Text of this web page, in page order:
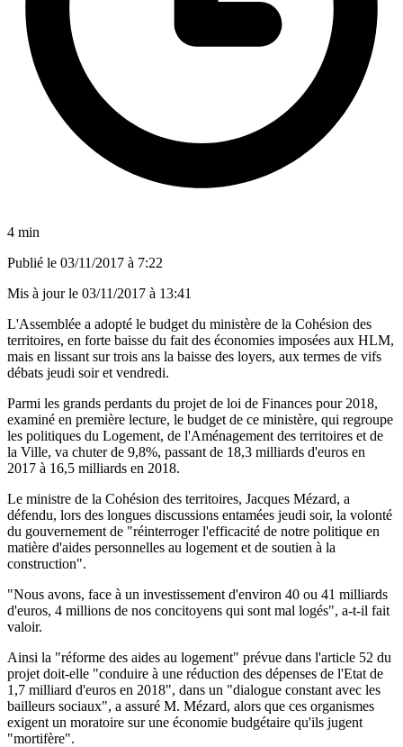
4 min
Publié le 03/11/2017 à 7:22
Mis à jour le 03/11/2017 à 13:41
L'Assemblée a adopté le budget du ministère de la Cohésion des
territoires, en forte baisse du fait des économies imposées aux HLM,
mais en lissant sur trois ans la baisse des loyers, aux termes de vifs
débats jeudi soir et vendredi.
Parmi les grands perdants du projet de loi de Finances pour 2018,
examiné en première lecture, le budget de ce ministère, qui regroupe
les politiques du Logement, de l'Aménagement des territoires et de
la Ville, va chuter de 9,8%, passant de 18,3 milliards d'euros en
2017 à 16,5 milliards en 2018.
Le ministre de la Cohésion des territoires, Jacques Mézard, a
défendu, lors des longues discussions entamées jeudi soir, la volonté
du gouvernement de "réinterroger l'efficacité de notre politique en
matière d'aides personnelles au logement et de soutien à la
construction".
"Nous avons, face à un investissement d'environ 40 ou 41 milliards
d'euros, 4 millions de nos concitoyens qui sont mal logés", a-t-il fait
valoir.
Ainsi la "réforme des aides au logement" prévue dans l'article 52 du
projet doit-elle "conduire à une réduction des dépenses de l'Etat de
1,7 milliard d'euros en 2018", dans un "dialogue constant avec les
bailleurs sociaux", a assuré M. Mézard, alors que ces organismes
exigent un moratoire sur une économie budgétaire qu'ils jugent
"mortifère".